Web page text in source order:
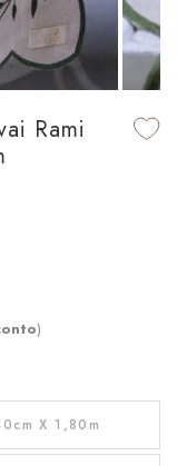
Rami
)
X 1,80m